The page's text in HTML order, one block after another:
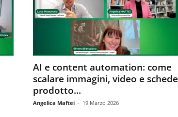
AI e content automation: come
scalare immagini, video e schede
prodotto...
Angelica Maftei - 19 Marzo 2026